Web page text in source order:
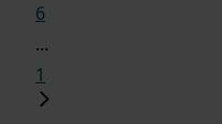
6
...
1